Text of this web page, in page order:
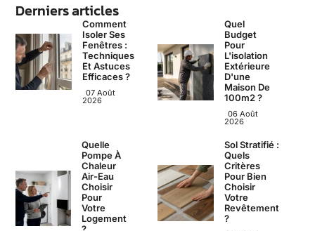
Derniers articles
Comment
Isoler Ses
Fenêtres :
Techniques
Et Astuces
Efficaces ?
07 Août
2026
Quel
Budget
Pour
L'isolation
Extérieure
D'une
Maison De
100m2 ?
06 Août
2026
Quelle
Pompe À
Chaleur
Air-Eau
Choisir
Pour
Votre
Logement
Sol Stratifié :
Quels
Critères
Pour Bien
Choisir
Votre
Revêtement
?